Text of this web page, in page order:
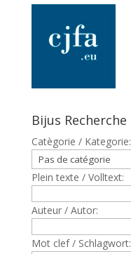
Bijus Recherche
Catègorie / Kategorie:
Plein texte / Volltext:
Auteur / Autor:
Mot clef / Schlagwort: